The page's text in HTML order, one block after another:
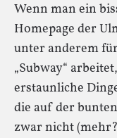
Wenn man ein
Homepage der
unter anderem
„Subway“
erstaunliche
die auf der
zwar nicht